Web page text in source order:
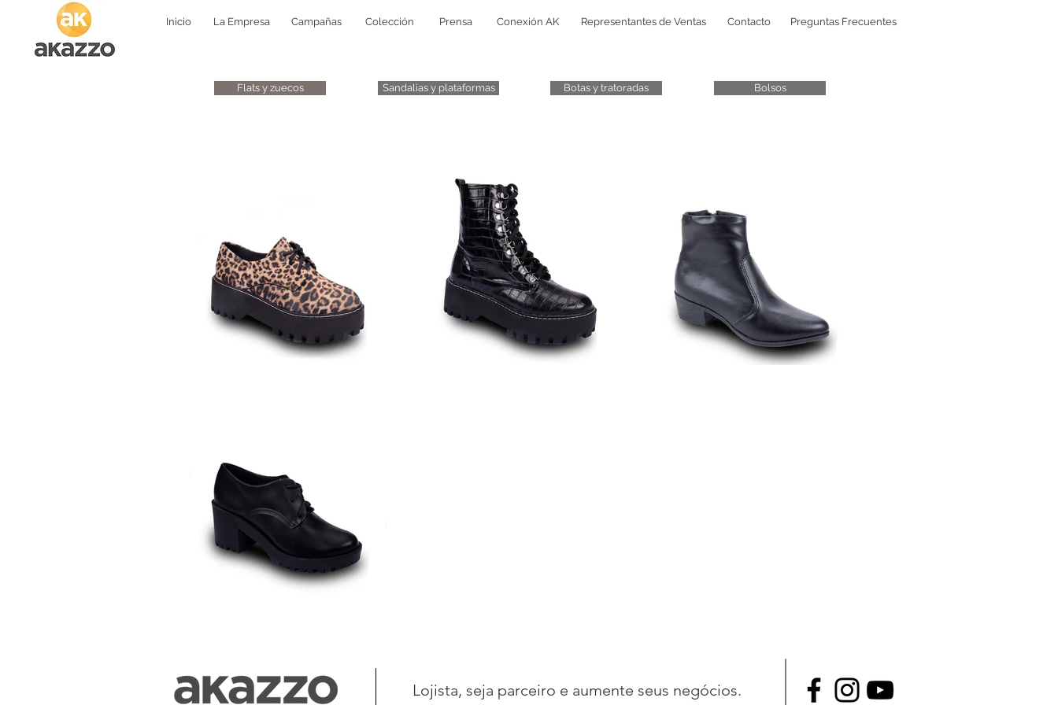
Inicio La Empresa Campañas Colección Prensa Conexión AK Representantes de Ventas Contacto Preguntas Frecuentes
Flats y zuecos Sandalias y plataformas Botas y tratoradas Bolsos
Lojista, seja parceiro e aumente seus negócios.